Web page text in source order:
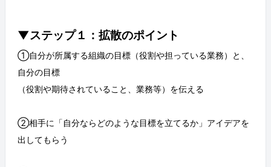
▼ステップ１：拡散のポイント
①自分が所属する組織の目標（役割や担っている業務）と、
自分の目標
（役割や期待されていること、業務等）を伝える
②相手に「自分ならどのような目標を立てるか」アイデアを
出してもらう